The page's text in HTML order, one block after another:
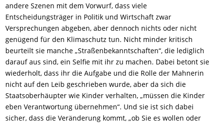
andere Szenen mit dem Vorwurf, dass viele
Entscheidungsträger in Politik und Wirtschaft zwar
Versprechungen abgeben, aber dennoch nichts oder nicht
genügend für den Klimaschutz tun. Nicht minder kritisch
beurteilt sie manche „Straßenbekanntschaften“, die lediglich
darauf aus sind, ein Selfie mit ihr zu machen. Dabei betont sie
wiederholt, dass ihr die Aufgabe und die Rolle der Mahnerin
nicht auf den Leib geschrieben wurde, aber da sich die
Staatsoberhäupter wie Kinder verhalten, „müssen die Kinder
eben Verantwortung übernehmen“. Und sie ist sich dabei
sicher, dass die Veränderung kommt, „ob Sie es wollen oder